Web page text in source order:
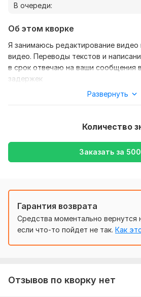
В очереди:
Об этом кворке
Я занимаюсь редактирование
видео. Переводы текстов и
в срок отвечаю на ваши сообщения
задержек
заказе подробную информацию
видео. Перевод текста, на какой
переводить какие оставить?
Тематика:
Язык перевода:
с Киргизского на Русский
Объем услуги в кворке: 1 800
Развернуть
Количество
Заказать за 500
Гарантия возврата
Средства моментально вернутся
если что-то пойдет не так. Как
Отзывов по кворку нет